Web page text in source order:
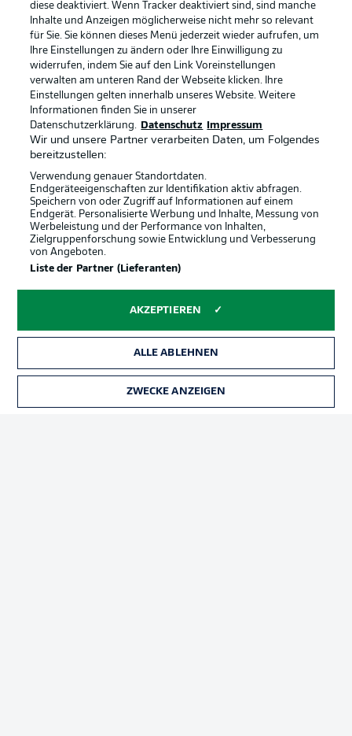
Sprachauswahl
Deutsch Anzeige Modus
Login
BUNDESLIGA APP
Offizielle Partner
Rechtliche Hinweise Voreinstellungen verwalten
diese deaktiviert. Wenn Tracker deaktiviert sind, sind manche
Inhalte und Anzeigen möglicherweise nicht mehr so relevant
für Sie. Sie können dieses Menü jederzeit wieder aufrufen, um
Ihre Einstellungen zu ändern oder Ihre Einwilligung zu
widerrufen, indem Sie auf den Link Voreinstellungen
verwalten am unteren Rand der Webseite klicken. Ihre
Einstellungen gelten innerhalb unseres Website. Weitere
Informationen finden Sie in unserer
Datenschutzerklärung.
Datenschutz Impressum
Wir und unsere Partner verarbeiten Daten, um Folgendes
bereitzustellen:
Verwendung genauer Standortdaten.
Endgeräteeigenschaften zur Identifikation aktiv abfragen.
Speichern von oder Zugriff auf Informationen auf einem
Endgerät. Personalisierte Werbung und Inhalte, Messung von
Werbeleistung und der Performance von Inhalten,
Zielgruppenforschung sowie Entwicklung und Verbesserung
von Angeboten.
Liste der Partner (Lieferanten)
AKZEPTIEREN
ALLE ABLEHNEN
ZWECKE ANZEIGEN